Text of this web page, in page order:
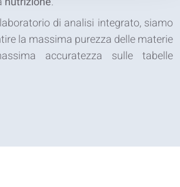
di analisi integrato, siamo
la massima purezza delle materie
accuratezza sulle tabelle